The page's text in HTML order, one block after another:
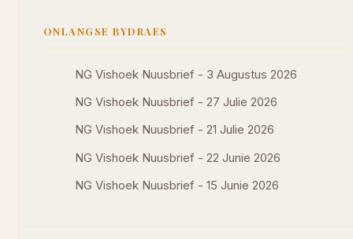
ONLANGSE BYDRAES
NG Vishoek Nuusbrief - 3 Augustus 2026
NG Vishoek Nuusbrief - 27 Julie 2026
NG Vishoek Nuusbrief - 21 Julie 2026
NG Vishoek Nuusbrief - 22 Junie 2026
NG Vishoek Nuusbrief - 15 Junie 2026